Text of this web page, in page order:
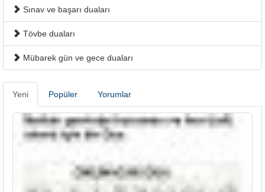
Sınav ve başarı duaları
Tövbe duaları
Mübarek gün ve gece duaları
Yeni Popüler Yorumlar